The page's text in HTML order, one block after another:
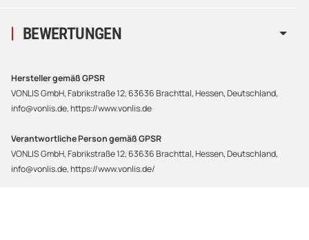
BEWERTUNGEN
Hersteller gemäß GPSR
VONLIS GmbH, Fabrikstraße 12, 63636 Brachttal, Hessen, Deutschland,
info@vonlis.de, https://www.vonlis.de
Verantwortliche Person gemäß GPSR
VONLIS GmbH, Fabrikstraße 12, 63636 Brachttal, Hessen, Deutschland,
info@vonlis.de, https://www.vonlis.de/